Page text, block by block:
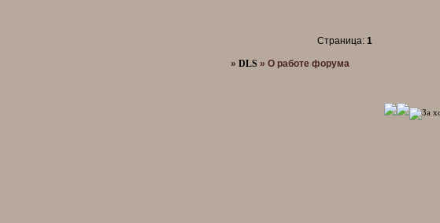
Страница: 1
» DLS » О работе форума